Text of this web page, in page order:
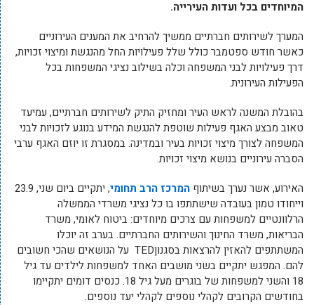
המיוחדים בכל ועדות העירייה.
המערך לשירותים חברתיים ממשיך להרחיב את המענים העירוניים
כאשר חודש ספטמבר כולל שלל פעילויות החל מהנגשת ומיצוי זכויות,
דרך פעילויות לבני המשפחה וכלה בשילוב נציגי המשפחות בכל
הפעילות העירונית.
בהובלת המשנה לראש העיר ומחזיק התיק לשירותים חברתיים, עמיעד
טאוב מבצע האגף פעילות שוטפת להנגשת המידע בנוגע לזכויות לבני
המשפחה לצורך מיצוי זכויות בעיר ובמדינה. במסגרת זו יוזם האגף ערבי
הסברה עירוניים בנושא מיצוי זכויות.
האירוע, אשר נערך בשיתוף המרכז הרב תחומי
, יתקיים ביום שני, 23.9
וייחודו טמון בעובדה שישתתפו בו כל נציגי משרדי הממשלה
הרלוונטיים למשפחות עם צרכים מיוחדים: ביטוח לאומי, משרד
הבריאות, משרד החינוך והשירותים החברתיים. בערב זה יוכלו
המשתתפים להאזין להרצאות בסגנוןTED על הנושאים שהכי חשובים
להם. המפגש יתקיים בשני מושבים האחד למשפחות לילדים עד גיל
18 והשני למשפחות של בוגרים מעל גיל 18. כנסים דומים יתקיימו
בחודשים הקרובים לקהלי נוספים לקהלי יעד נוספים.